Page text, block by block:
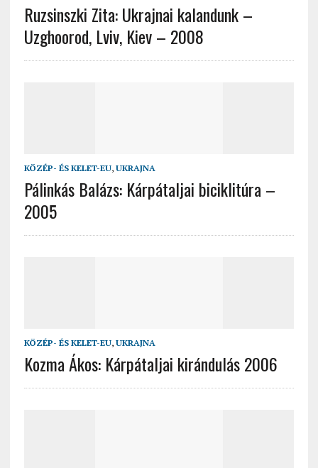
Ruzsinszki Zita: Ukrajnai kalandunk –
Uzghoorod, Lviv, Kiev – 2008
KÖZÉP- ÉS KELET-EU, UKRAJNA
Pálinkás Balázs: Kárpátaljai biciklitúra –
2005
KÖZÉP- ÉS KELET-EU, UKRAJNA
Kozma Ákos: Kárpátaljai kirándulás 2006